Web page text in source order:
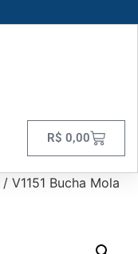
R$ 0,00
/ V1151 Bucha Mola